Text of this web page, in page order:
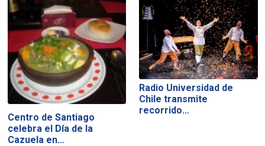
Centro de Santiago
celebra el Día de la
Cazuela en…
Radio Universidad de
Chile transmite
recorrido…